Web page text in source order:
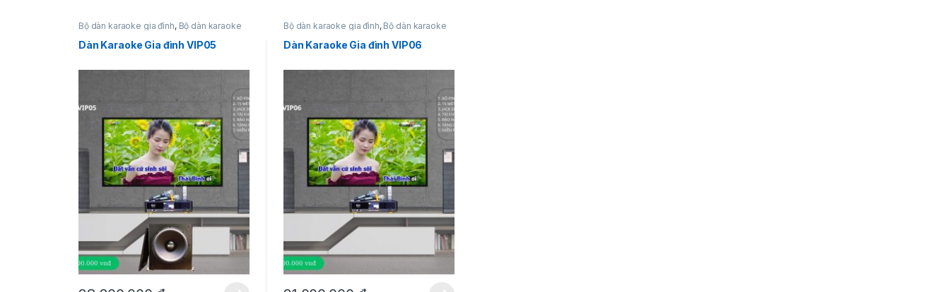
Bộ dàn karaoke gia đình, Bộ dàn karaoke
siêu hot
Dàn Karaoke Gia đình VIP05
Bộ dàn karaoke gia đình, Bộ dàn karaoke
siêu hot
Dàn Karaoke Gia đình VIP06